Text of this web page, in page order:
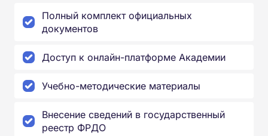
Полный комплект официальных
документов
Доступ к онлайн-платформе Академии
Учебно-методические материалы
Внесение сведений в государственный
реестр ФРДО